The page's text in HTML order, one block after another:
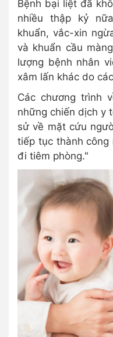
Bệnh bại liệt đã
nhiều thập kỷ
khuẩn, vắc-xin
và khuẩn cầu
lượng bệnh nhân
xâm lấn khác do
Các chương trình
những chiến dịch y
sử về mặt cứu
tiếp tục thành
đi tiêm phòng."